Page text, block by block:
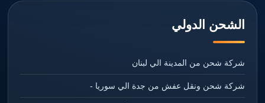
الشحن الدولي
شركة شحن من المدينة الي لبنان
شركة شحن ونقل عفش من جدة الي سوريا -